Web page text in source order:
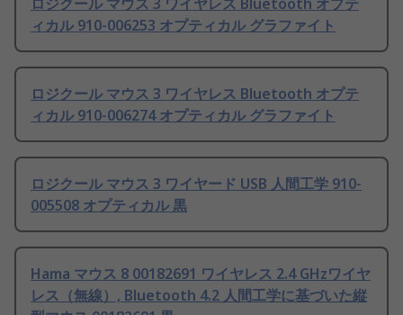
ロジクール マウス 3 ワイヤレス Bluetooth オプテ
ィカル 910-006253 オプティカル グラファイト
ロジクール マウス 3 ワイヤレス Bluetooth オプテ
ィカル 910-006274 オプティカル グラファイト
ロジクール マウス 3 ワイヤード USB 人間工学 910-
005508 オプティカル 黒
Hama マウス 8 00182691 ワイヤレス 2.4 GHzワイヤ
レス（無線）, Bluetooth 4.2 人間工学に基づいた縦